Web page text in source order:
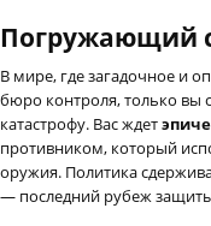
Погружающий
В мире, где загадочное и
бюро контроля, только вы
катастрофу. Вас ждет
противником, который
оружия. Политика
— последний рубеж